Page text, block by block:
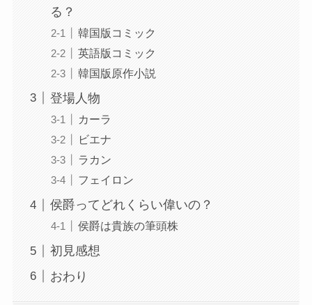
る？
韓国版コミック
英語版コミック
韓国版原作小説
登場人物
カーラ
ビエナ
ラカン
フェイロン
侯爵ってどれくらい偉いの？
侯爵は貴族の筆頭株
初見感想
おわり